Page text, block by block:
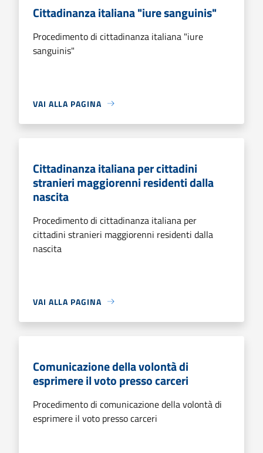
Cittadinanza italiana "iure sanguinis"
Procedimento di cittadinanza italiana "iure
sanguinis"
VAI ALLA PAGINA
Cittadinanza italiana per cittadini
stranieri maggiorenni residenti dalla
nascita
Procedimento di cittadinanza italiana per
cittadini stranieri maggiorenni residenti dalla
nascita
VAI ALLA PAGINA
Comunicazione della volontà di
esprimere il voto presso carceri
Procedimento di comunicazione della volontà di
esprimere il voto presso carceri